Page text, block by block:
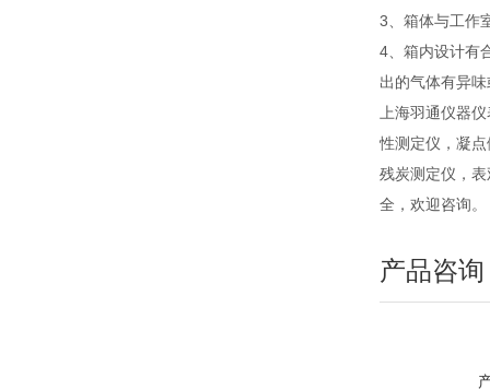
3、箱体与工作
4、箱内设计有
出的气体有异
上海羽通仪器
性测定仪，凝
残炭测定仪，
全，欢迎咨询。
产品咨询